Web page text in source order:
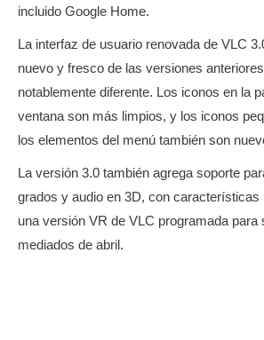
incluido Google Home.
La interfaz de usuario renovada de VLC
nuevo y fresco de las versiones
notablemente diferente. Los iconos en la
ventana son más limpios, y los iconos
los elementos del menú también son
La versión 3.0 también agrega soporte
grados y audio en 3D, con características
una versión VR de VLC programada para
mediados de abril.